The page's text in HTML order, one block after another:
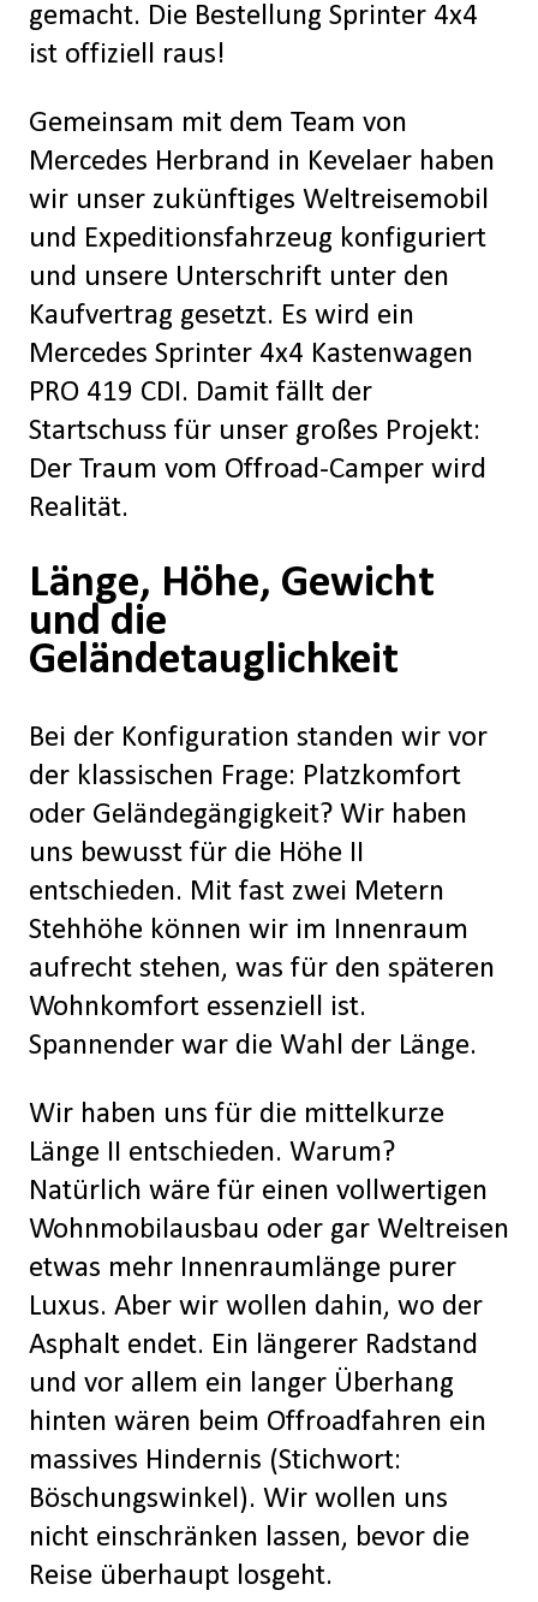
gemacht. Die Bestellung Sprinter 4x4
ist offiziell raus!
Gemeinsam mit dem Team von
Mercedes Herbrand in Kevelaer haben
wir unser zukünftiges Weltreisemobil
und Expeditionsfahrzeug konfiguriert
und unsere Unterschrift unter den
Kaufvertrag gesetzt. Es wird ein
Mercedes Sprinter 4x4 Kastenwagen
PRO 419 CDI. Damit fällt der
Startschuss für unser großes Projekt:
Der Traum vom Offroad-Camper wird
Realität.
Länge, Höhe, Gewicht
und die
Geländetauglichkeit
Bei der Konfiguration standen wir vor
der klassischen Frage: Platzkomfort
oder Geländegängigkeit? Wir haben
uns bewusst für die Höhe II
entschieden. Mit fast zwei Metern
Stehhöhe können wir im Innenraum
aufrecht stehen, was für den späteren
Wohnkomfort essenziell ist.
Spannender war die Wahl der Länge.
Wir haben uns für die mittelkurze
Länge II entschieden. Warum?
Natürlich wäre für einen vollwertigen
Wohnmobilausbau oder gar Weltreisen
etwas mehr Innenraumlänge purer
Luxus. Aber wir wollen dahin, wo der
Asphalt endet. Ein längerer Radstand
und vor allem ein langer Überhang
hinten wären beim Offroadfahren ein
massives Hindernis (Stichwort:
Böschungswinkel). Wir wollen uns
nicht einschränken lassen, bevor die
Reise überhaupt losgeht.